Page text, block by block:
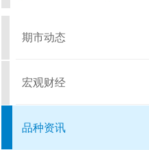
期市动态
宏观财经
品种资讯